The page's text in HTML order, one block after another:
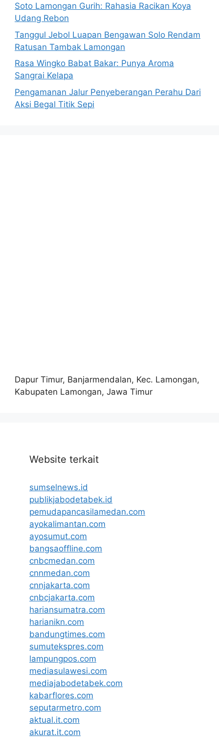
Soto Lamongan Gurih: Rahasia Racikan Koya
Udang Rebon
Tanggul Jebol Luapan Bengawan Solo Rendam
Ratusan Tambak Lamongan
Rasa Wingko Babat Bakar: Punya Aroma
Sangrai Kelapa
Pengamanan Jalur Penyeberangan Perahu Dari
Aksi Begal Titik Sepi
Dapur Timur, Banjarmendalan, Kec. Lamongan,
Kabupaten Lamongan, Jawa Timur
Website terkait
sumselnews.id
publikjabodetabek.id
pemudapancasilamedan.com
ayokalimantan.com
ayosumut.com
bangsaoffline.com
cnbcmedan.com
cnnmedan.com
cnnjakarta.com
cnbcjakarta.com
hariansumatra.com
harianikn.com
bandungtimes.com
sumutekspres.com
lampungpos.com
mediasulawesi.com
mediajabodetabek.com
kabarflores.com
seputarmetro.com
aktual.it.com
akurat.it.com